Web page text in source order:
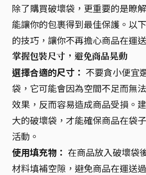
除了購買破壞袋，更重要的是瞭
能讓你的包裹得到最佳保護。以
的技巧，讓你不再擔心商品在運
掌握包裝尺寸，避免商品晃動
選擇合適的尺寸： 不要貪小便宜
袋，它可能會因為空間不足而無
效果，反而容易造成商品受損。
大的破壞袋，才能確保商品在袋
活動。
使用填充物： 在商品放入破壞袋
材料填補空隙，避免商品在運送